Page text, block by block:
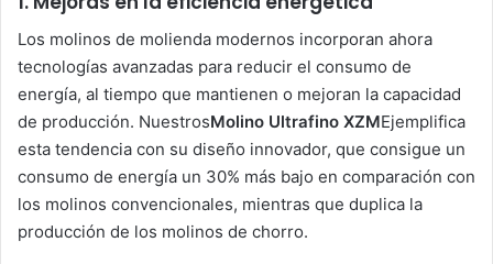
Los molinos de molienda modernos incorporan ahora
tecnologías avanzadas para reducir el consumo de
energía, al tiempo que mantienen o mejoran la capacidad
de producción. NuestrosMolino Ultrafino XZMEjemplifica
esta tendencia con su diseño innovador, que consigue un
consumo de energía un 30% más bajo en comparación con
los molinos convencionales, mientras que duplica la
producción de los molinos de chorro.